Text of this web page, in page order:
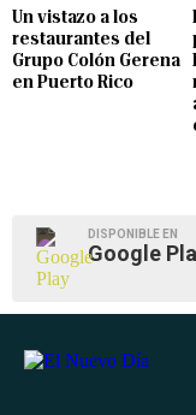
Un vistazo a los
restaurantes del
Grupo Colón Gerena
en Puerto Rico
DISPONIBLE EN
Google